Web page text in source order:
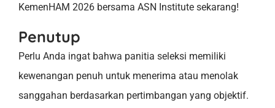
KemenHAM 2026 bersama ASN Institute sekarang!
Penutup
Perlu Anda ingat bahwa panitia seleksi memiliki
kewenangan penuh untuk menerima atau menolak
sanggahan berdasarkan pertimbangan yang objektif.